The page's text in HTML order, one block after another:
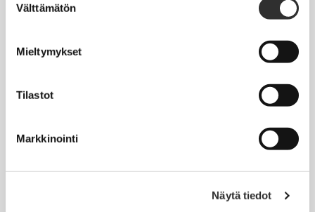
valinta
Välttämätön
Mieltymykset
Tilastot
Markkinointi
Näytä tiedot
Jäsenmaksujen työnantajaperintä
Matkalaskut
Tapahtumakalenteri